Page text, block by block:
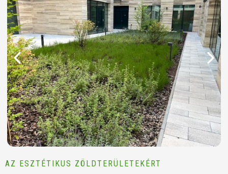
AZ ESZTÉTIKUS ZÖLDTERÜLETEKÉRT